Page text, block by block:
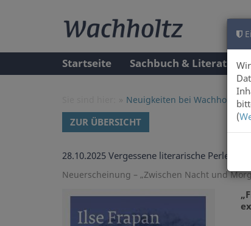
(
Startseite Sachbuch & Literatur
Neuigkeiten bei Wachholtz
ZUR ÜBERSICHT
28.10.2025 Vergessene literarische Perle:
Neuerscheinung – „Zwischen Nacht und